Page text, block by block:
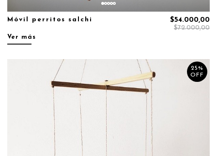
Móvil perritos salchi $54.000,00
$72.000,00
Ver más
25%
OFF